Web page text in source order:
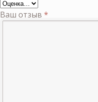
Ваш отзыв *